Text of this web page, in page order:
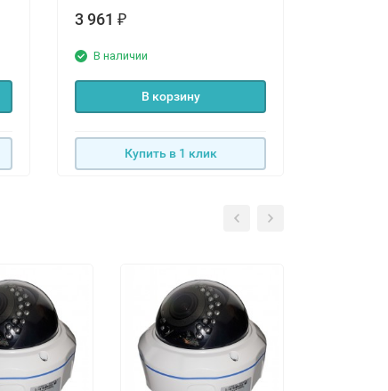
3 961 ₽
В наличии
В корзину
Купить в 1 клик